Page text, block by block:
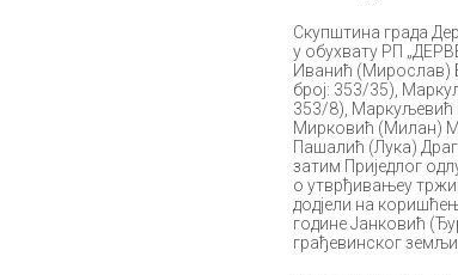
Скупштина града
у обухвату РП
Иванић (Мирослав)
број: 353/35),
353/8), Маркуљевић
Мирковић (Милан)
Пашалић (Лука)
затим Приједлог
о утврђивањеу
додјели на
године Јанковић
грађевинског